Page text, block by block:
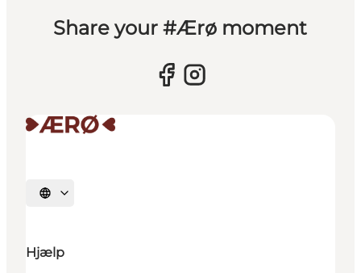
Share your #Ærø moment
Vælg sprog
Hjælp